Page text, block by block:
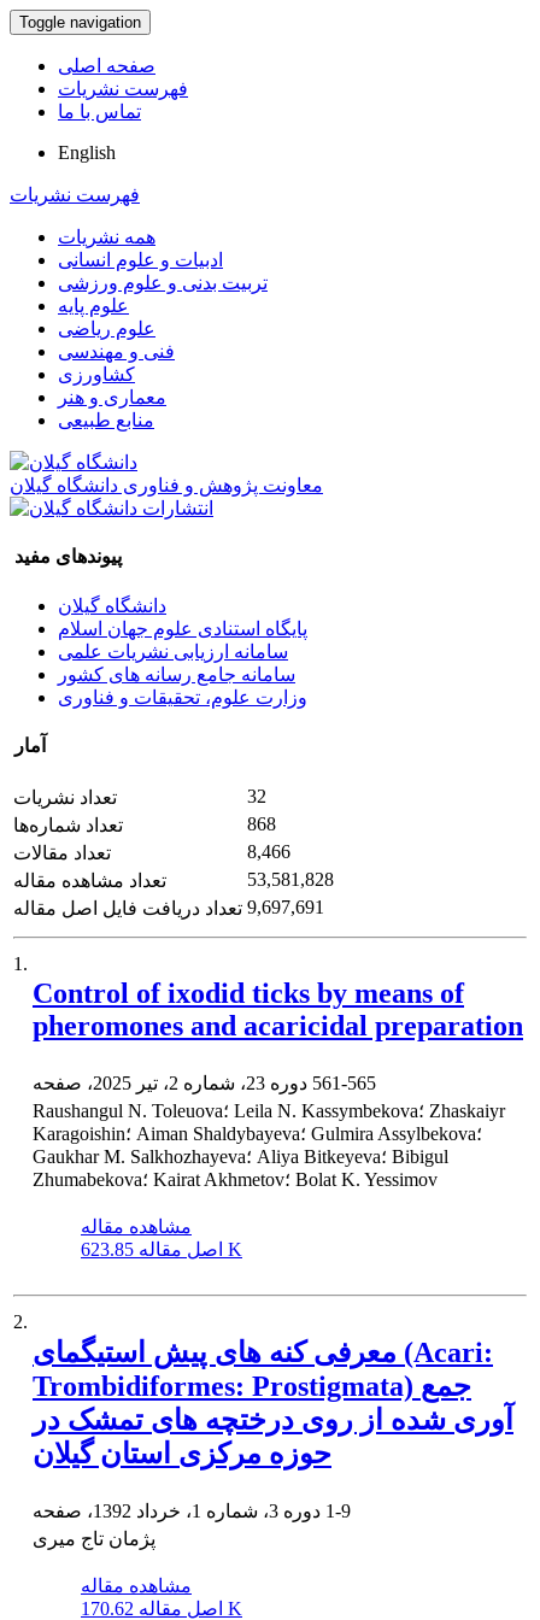
Toggle navigation
صفحه اصلی
فهرست نشریات
تماس با ما
English
فهرست نشریات
همه نشریات
ادبیات و علوم انسانی
تربیت بدنی و علوم ورزشی
علوم پایه
علوم ریاضی
فنی و مهندسی
کشاورزی
معماری و هنر
منابع طبیعی
معاونت پژوهش و فناوری دانشگاه گیلان
پیوندهای مفید
دانشگاه گیلان
پایگاه استنادی علوم جهان اسلام
سامانه ارزیابی نشریات علمی
سامانه جامع رسانه های کشور
وزارت علوم، تحقیقات و فناوری
آمار
تعداد نشریات
32
تعداد شماره‌ها
868
تعداد مقالات
8,466
تعداد مشاهده مقاله
53,581,828
تعداد دریافت فایل اصل مقاله 9,697,691
1.
Control of ixodid ticks by means of
pheromones and acaricidal preparation
561-565
Raushangul N. Toleuova؛ Leila N. Kassymbekova؛ Zhaskaiyr
Karagoishin؛ Aiman Shaldybayeva؛ Gulmira Assylbekova؛
Gaukhar M. Salkhozhayeva؛ Aliya Bitkeyeva؛ Bibigul
Zhumabekova؛ Kairat Akhmetov؛ Bolat K. Yessimov
مشاهده مقاله
اصل مقاله 623.85 K
2.
معرفی کنه های پیش استیگمای (Acari:
Trombidiformes: Prostigmata) جمع
آوری شده از روی درختچه های تمشک در
حوزه مرکزی استان گیلان
1-9
پژمان تاج میری
مشاهده مقاله
اصل مقاله 170.62 K